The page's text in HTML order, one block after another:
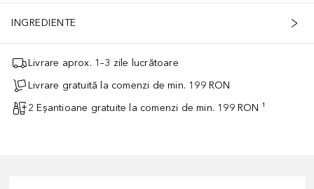
INGREDIENTE
Livrare aprox. 1–3 zile lucrătoare
Livrare gratuită la comenzi de min. 199 RON
2 Eșantioane gratuite la comenzi de min. 199 RON ¹